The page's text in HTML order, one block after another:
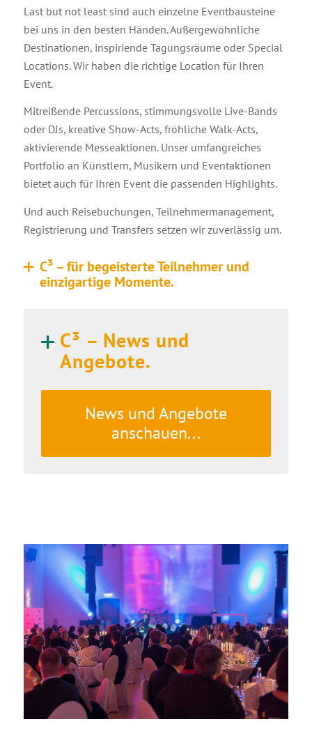
Last but not least sind auch einzelne Eventbausteine
bei uns in den besten Händen. Außergewöhnliche
Destinationen, inspiriende Tagungsräume oder Special
Locations. Wir haben die richtige Location für Ihren
Event.
Mitreißende Percussions, stimmungsvolle Live-Bands
oder DJs, kreative Show-Acts, fröhliche Walk-Acts,
aktivierende Messeaktionen. Unser umfangreiches
Portfolio an Künstlern, Musikern und Eventaktionen
bietet auch für Ihren Event die passenden Highlights.
Und auch Reisebuchungen, Teilnehmermanagement,
Registrierung und Transfers setzen wir zuverlässig um.
C³ – für begeisterte Teilnehmer und
einzigartige Momente.
C³ – News und
Angebote.
News und Angebote
anschauen...